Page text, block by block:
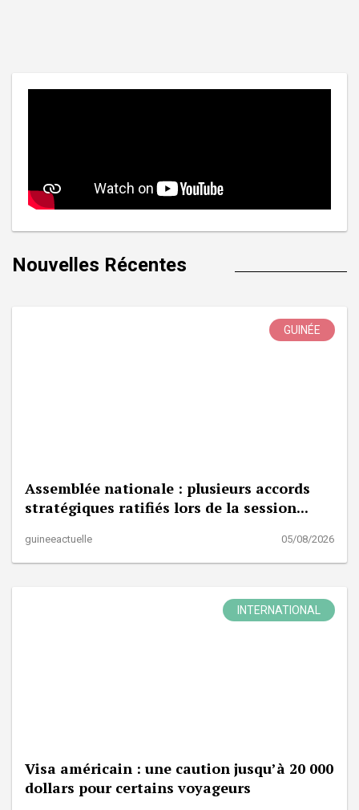
Nouvelles Récentes
GUINÉE
Assemblée nationale : plusieurs accords
stratégiques ratifiés lors de la session...
guineeactuelle 05/08/2026
INTERNATIONAL
Visa américain : une caution jusqu’à 20 000
dollars pour certains voyageurs